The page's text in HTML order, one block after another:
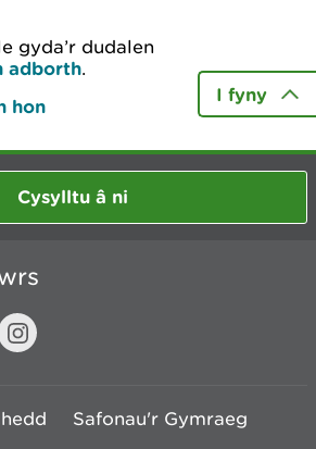
gyda’r dudalen
adborth.
hon
I fyny
Cysylltu â ni
Safonau'r Gymraeg